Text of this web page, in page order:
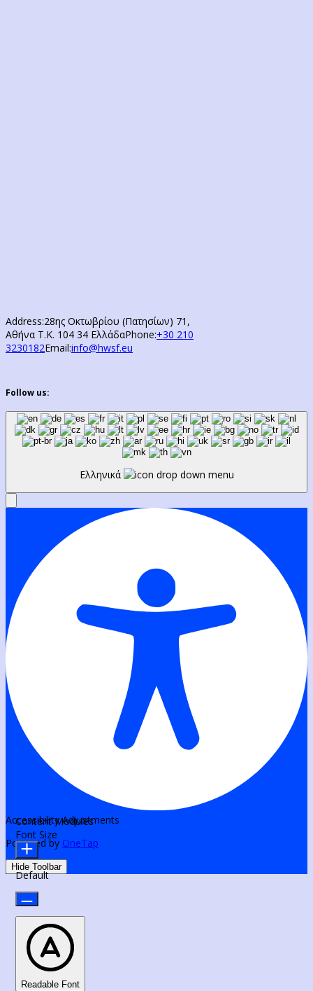
Address:28ης Οκτωβρίου (Πατησίων) 71,
Αθήνα Τ.Κ. 104 34 ΕλλάδαPhone:+30 210
3230182Email:info@hwsf.eu
Follow us:
Ελληνικά
Accessibility Adjustments
Powered by OneTap
Hide Toolbar
Content Modules
Font Size
Default
Readable Font